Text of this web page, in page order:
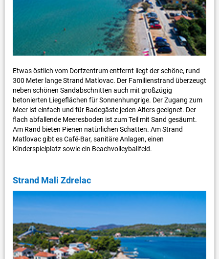
Etwas östlich vom Dorfzentrum entfernt liegt der schöne, rund
300 Meter lange Strand Matlovac. Der Familienstrand überzeugt
neben schönen Sandabschnitten auch mit großzügig
betonierten Liegeflächen für Sonnenhungrige. Der Zugang zum
Meer ist einfach und für Badegäste jeden Alters geeignet. Der
flach abfallende Meeresboden ist zum Teil mit Sand gesäumt.
Am Rand bieten Pienen natürlichen Schatten. Am Strand
Matlovac gibt es Café-Bar, sanitäre Anlagen, einen
Kinderspielplatz sowie ein Beachvolleyballfeld.
Strand Mali Zdrelac